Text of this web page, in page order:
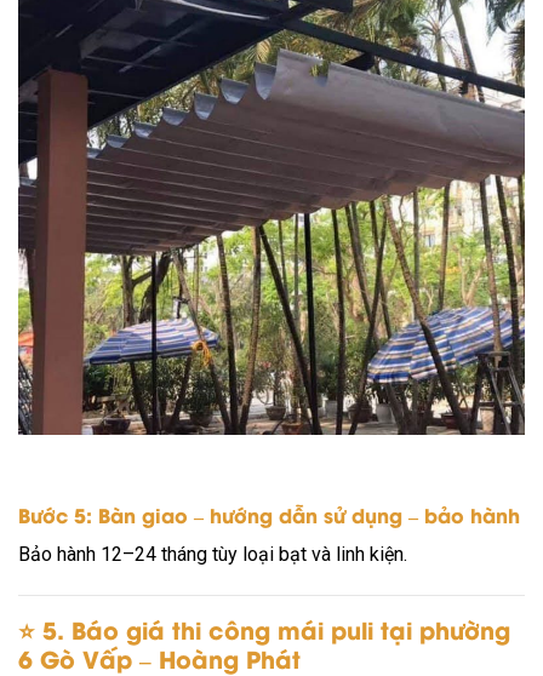
Bước 5: Bàn giao – hướng dẫn sử dụng – bảo hành
Bảo hành 12–24 tháng tùy loại bạt và linh kiện.
⭐ 5. Báo giá thi công mái puli tại phường
6 Gò Vấp – Hoàng Phát